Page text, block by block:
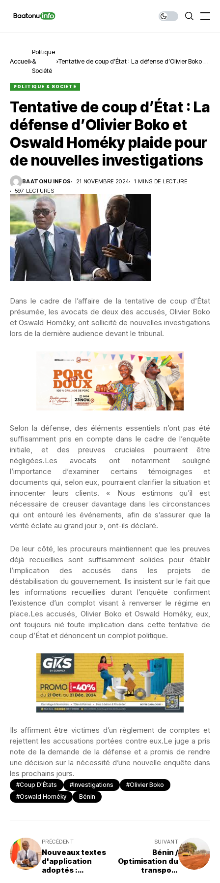
Accueil
Politique
&
Société
Tentative de coup d’État : La défense d’Olivier Boko et
POLITIQUE & SOCIÉTÉ
Tentative de coup d’État : La
défense d’Olivier Boko et
Oswald Homéky plaide pour
de nouvelles investigations
BAATONU INFOS 21 NOVEMBRE 2024
1 MINS DE LECTURE
597 LECTURES
Dans le cadre de l’affaire de la tentative de coup d’État
présumée, les avocats de deux des accusés, Olivier Boko
et Oswald Homéky, ont sollicité de nouvelles investigations
lors de la dernière audience devant le tribunal.
Selon la défense, des éléments essentiels n’ont pas été
suffisamment pris en compte dans le cadre de l’enquête
initiale, et des preuves cruciales pourraient être
négligées.Les avocats ont notamment souligné
l’importance d’examiner certains témoignages et
documents qui, selon eux, pourraient clarifier la situation et
innocenter leurs clients. « Nous estimons qu’il est
nécessaire de creuser davantage dans les circonstances
qui ont entouré les événements, afin de s’assurer que la
vérité éclate au grand jour », ont-ils déclaré.
De leur côté, les procureurs maintiennent que les preuves
déjà recueillies sont suffisamment solides pour établir
l’implication des accusés dans les projets de
déstabilisation du gouvernement. Ils insistent sur le fait que
les informations recueillies durant l’enquête confirment
l’existence d’un complot visant à renverser le régime en
place.Les accusés, Olivier Boko et Oswald Homéky, eux,
ont toujours nié toute implication dans cette tentative de
coup d’État et dénoncent un complot politique.
Ils affirment être victimes d’un règlement de comptes et
rejettent les accusations portées contre eux.Le juge a pris
note de la demande de la défense et a promis de rendre
une décision sur la nécessité d’une nouvelle enquête dans
les prochains jours.
#Coup D'États #Investigations
#Olivier Boko
#Oswald Homéky
Bénin
PRÉCÉDENT
Nouveaux textes
d'application
adoptés :
SUIVANT
Bénin /
Optimisation du
transport